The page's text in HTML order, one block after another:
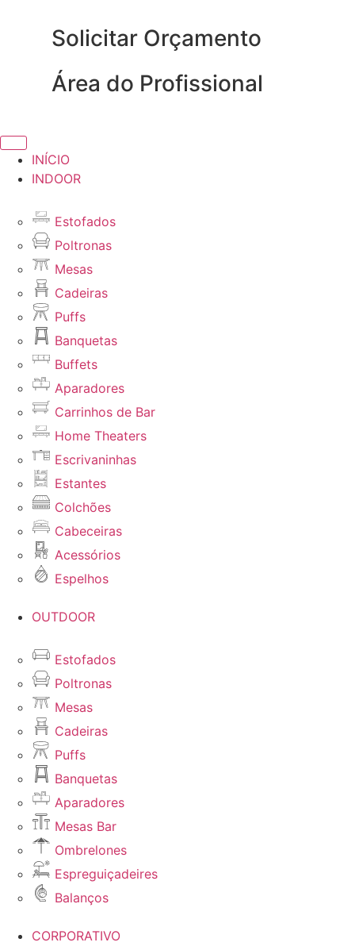
Solicitar Orçamento
Área do Profissional
INÍCIO
INDOOR
Estofados
Poltronas
Mesas
Cadeiras
Puffs
Banquetas
Buffets
Aparadores
Carrinhos de Bar
Home Theaters
Escrivaninhas
Estantes
Colchões
Cabeceiras
Acessórios
Espelhos
OUTDOOR
Estofados
Poltronas
Mesas
Cadeiras
Puffs
Banquetas
Aparadores
Mesas Bar
Ombrelones
Espreguiçadeires
Balanços
CORPORATIVO